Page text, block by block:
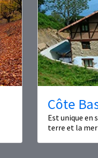
Côte
Est unique en
terre et la mer